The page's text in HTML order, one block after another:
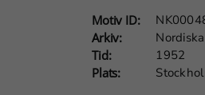
Motiv ID:
Arkiv:
Tid:
1952
Plats: